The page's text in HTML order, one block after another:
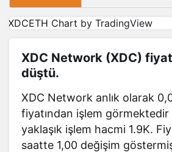
XDCETH Chart by TradingView
XDC Network (XDC)
düştü.
XDC Network anlık olarak
fiyatından işlem
yaklaşık işlem hacmi 1.9K.
saatte 1,00 değişim